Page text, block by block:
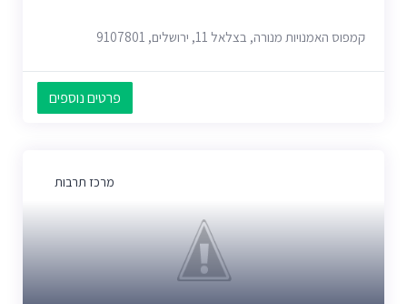
קמפוס האמנויות מנורה, בצלאל 11, ירושלים, 9107801
פרטים נוספים
מרכז תרבות